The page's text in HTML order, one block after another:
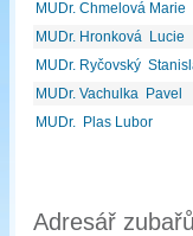
MUDr. Chmelová Marie
MUDr. Hronková Lucie
MUDr. Ryčovský
MUDr. Vachulka Pavel
MUDr. Plas Lubor
Adresář